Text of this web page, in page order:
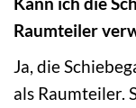
Raumteiler
Ja, die
als Raumteiler.